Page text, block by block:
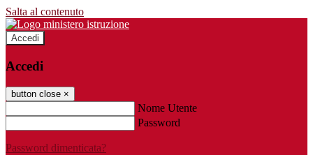
Salta al contenuto
Accedi
Accedi
button close ×
Nome Utente
Password
Password dimenticata?